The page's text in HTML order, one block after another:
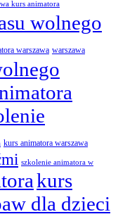
kurs animatora
wolnego
warszawa warszawa
kurs animatora warszawa
szkolenie animatora w
kurs
dla dzieci